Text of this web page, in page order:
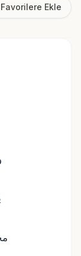
Favorilere Ekle